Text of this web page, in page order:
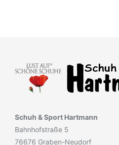
Schuh & Sport Hartmann
Bahnhofstraße 5
76676 Graben-Neudorf